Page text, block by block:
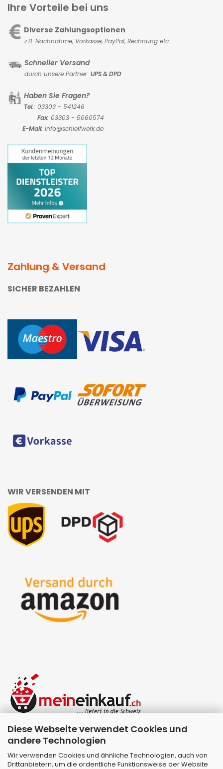
Diese Webseite verwendet Cookies und
andere Technologien
Wir verwenden Cookies und ähnliche Technologien, auch von
Drittanbietern, um die ordentliche Funktionsweise der Website
Ihre Vorteile bei uns
Diverse Zahlungsoptionen
z.B. Nachnahme, Vorkasse, PayPal, Rechnung etc.
Schneller Versand
durch unsere Partner UPS & DPD
Haben Sie Fragen?
Tel.: 03303 - 541246
Fax: 03303 - 5060574
E-Mail: Info@schleifwerk.de
Zahlung & Versand
SICHER BEZAHLEN
WIR VERSENDEN MIT